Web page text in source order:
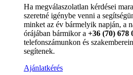
Ha megválaszolatlan kérdései
szeretné igénybe venni a
minket az év bármelyik napján, a
órájában bármikor a +36 (70) 678
telefonszámunkon és
segítenek.
Ajánlatkérés